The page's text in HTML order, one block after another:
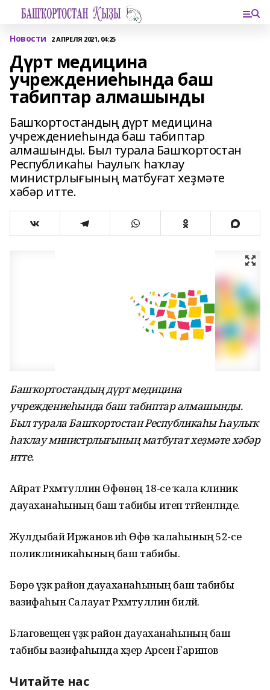
Новости 2 АПРЕЛЯ 2021, 04:25
Дүрт медицина
учреждениеһында баш
табиптар алмашынды
Башҡортостандың дүрт медицина
учреждениеһында баш табиптар
алмашынды. Был турала Башҡортостан
Республикаһы Һаулыҡ һаҡлау
министрлығының матбуғат хеҙмәте
хәбәр итте.
Башҡортостандың дүрт медицина
учреждениеһында баш табиптар алмашынды.
Был турала Башҡортостан Республикаһы Һаулыҡ
һаҡлау министрлығының матбуғат хеҙмәте хәбәр
итте.
Айрат Рәхмәтуллин Өфөнөң 18-се ҡала клиник
дауаханаһының баш табибы итеп тәғәйенләнде.
Жулдыбай Иржанов иһә Өфө ҡалаһының 52-се
поликлиникаһының баш табибы.
Бөрө үҙәк район дауаханаһының баш табибы
вазифаһын Салауат Рәхмәтуллин биләй.
Благовещен үҙәк район дауаханаһының баш
табибы вазифаһында хәҙер Арсен Ғарипов
Читайте нас